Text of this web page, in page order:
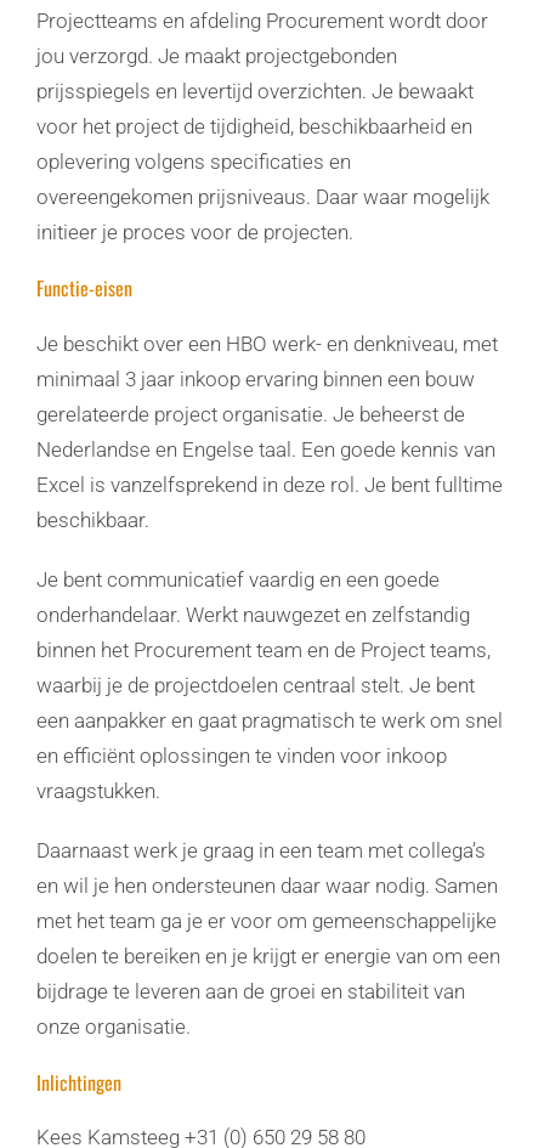
Projectteams en afdeling Procurement wordt door
jou verzorgd. Je maakt projectgebonden
prijsspiegels en levertijd overzichten. Je bewaakt
voor het project de tijdigheid, beschikbaarheid en
oplevering volgens specificaties en
overeengekomen prijsniveaus. Daar waar mogelijk
initieer je proces voor de projecten.
Functie-eisen
Je beschikt over een HBO werk- en denkniveau, met
minimaal 3 jaar inkoop ervaring binnen een bouw
gerelateerde project organisatie. Je beheerst de
Nederlandse en Engelse taal. Een goede kennis van
Excel is vanzelfsprekend in deze rol. Je bent fulltime
beschikbaar.
Je bent communicatief vaardig en een goede
onderhandelaar. Werkt nauwgezet en zelfstandig
binnen het Procurement team en de Project teams,
waarbij je de projectdoelen centraal stelt. Je bent
een aanpakker en gaat pragmatisch te werk om snel
en efficiënt oplossingen te vinden voor inkoop
vraagstukken.
Daarnaast werk je graag in een team met collega’s
en wil je hen ondersteunen daar waar nodig. Samen
met het team ga je er voor om gemeenschappelijke
doelen te bereiken en je krijgt er energie van om een
bijdrage te leveren aan de groei en stabiliteit van
onze organisatie.
Inlichtingen
Kees Kamsteeg +31 (0) 650 29 58 80